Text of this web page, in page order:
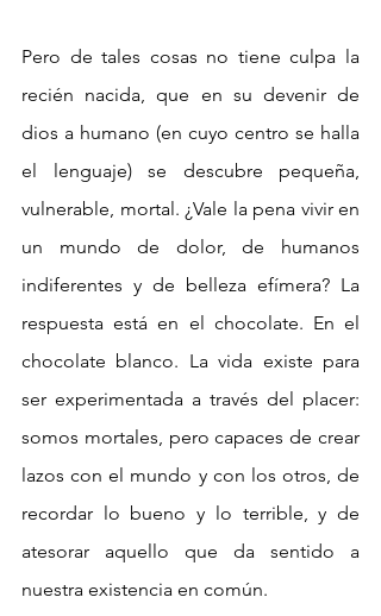
Pero de tales cosas no tiene culpa la
recién nacida, que en su devenir de
dios a humano (en cuyo centro se halla
el lenguaje) se descubre pequeña,
vulnerable, mortal. ¿Vale la pena vivir en
un mundo de dolor, de humanos
indiferentes y de belleza efímera? La
respuesta está en el chocolate. En el
chocolate blanco. La vida existe para
ser experimentada a través del placer:
somos mortales, pero capaces de crear
lazos con el mundo y con los otros, de
recordar lo bueno y lo terrible, y de
atesorar aquello que da sentido a
nuestra existencia en común.